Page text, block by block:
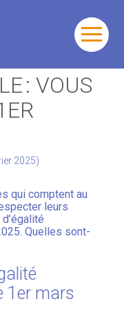
: VOUS
2025)
qui comptent au
leurs
Quelles sont-
1er mars